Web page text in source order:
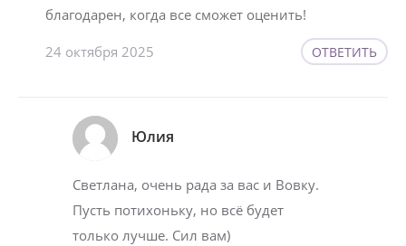
благодарен, когда все сможет оценить!
24 октября 2025 ОТВЕТИТЬ
Юлия
Светлана, очень рада за вас и Вовку.
Пусть потихоньку, но всё будет
только лучше. Сил вам)